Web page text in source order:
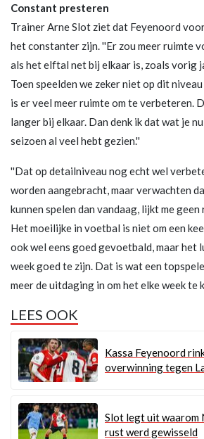
Constant presteren
Trainer Arne Slot ziet dat Feyenoord
het constanter zijn. ''Er zou meer ruimte
als het elftal net bij elkaar is, zoals vorig
Toen speelden we zeker niet op dit
is er veel meer ruimte om te verbeteren.
langer bij elkaar. Dan denk ik dat wat je
seizoen al veel hebt gezien.''
''Dat op detailniveau nog echt wel
worden aangebracht, maar verwachten
kunnen spelen dan vandaag, lijkt me
Het moeilijke in voetbal is niet om een
ook wel eens goed gevoetbald, maar het
week goed te zijn. Dat is wat een
meer de uitdaging in om het elke week te
LEES OOK
Kassa Feyenoord
overwinning tegen
Slot legt uit waarom
rust werd gewisseld